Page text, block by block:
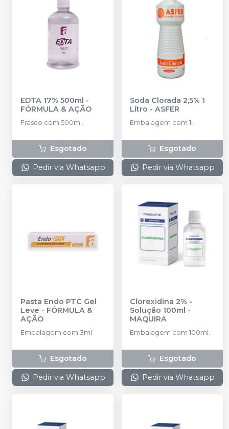
EDTA 17% 500ml -
FÓRMULA & AÇÃO
Frasco com 500ml.
Esgotado
Pedir via Whatsapp
Soda Clorada 2,5% 1
Litro - ASFER
Embalagem com 1l.
Esgotado
Pedir via Whatsapp
Pasta Endo PTC Gel
Leve - FÓRMULA &
AÇÃO
Embalagem com 3ml
Esgotado
Pedir via Whatsapp
Clorexidina 2% -
Solução 100ml -
MAQUIRA
Embalagem com 100ml.
Esgotado
Pedir via Whatsapp